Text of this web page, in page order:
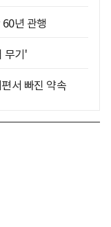
년 관행
무기'
서 빠진 약속